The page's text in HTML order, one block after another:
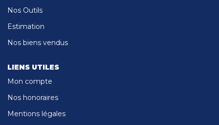
Nos Outils
Estimation
Nos biens vendus
LIENS UTILES
Mon compte
Nos honoraires
Mentions légales